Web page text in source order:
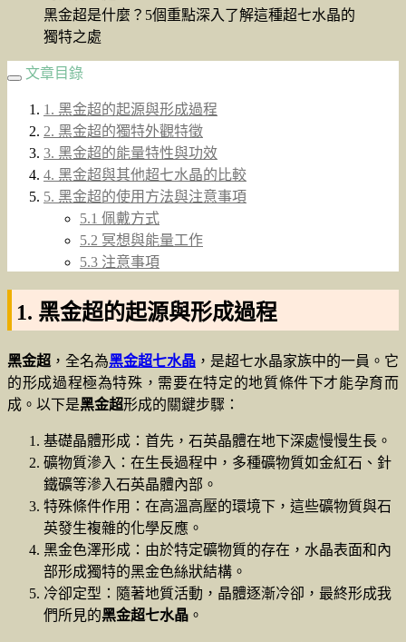
黑金超是什麼？5個重點深入了解這種超七水晶的
獨特之處
文章目錄
1. 黑金超的起源與形成過程
2. 黑金超的獨特外觀特徵
3. 黑金超的能量特性與功效
4. 黑金超與其他超七水晶的比較
5. 黑金超的使用方法與注意事項
5.1 佩戴方式
5.2 冥想與能量工作
5.3 注意事項
1. 黑金超的起源與形成過程
黑金超 ，全名為黑金超七水晶 ，是超七水晶家族中的一員。它
的形成過程極為特殊，需要在特定的地質條件下才能孕育而
成。以下是黑金超形成的關鍵步驟：
基礎晶體形成：首先，石英晶體在地下深處慢慢生長。
礦物質滲入：在生長過程中，多種礦物質如金紅石、針
鐵礦等滲入石英晶體內部。
特殊條件作用：在高溫高壓的環境下，這些礦物質與石
英發生複雜的化學反應。
黑金色澤形成：由於特定礦物質的存在，水晶表面和內
部形成獨特的黑金色絲狀結構。
冷卻定型：隨著地質活動，晶體逐漸冷卻，最終形成我
們所見的黑金超七水晶 。